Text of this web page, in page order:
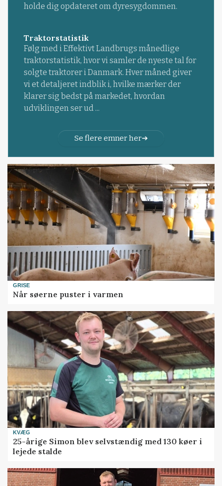
holde dig opdateret om dyresygdommen.
Traktorstatistik
Følg med i Effektivt Landbrugs månedlige
traktorstatistik, hvor vi samler de nyeste tal for
solgte traktorer i Danmark. Hver måned giver
vi et detaljeret indblik i, hvilke mærker der
klarer sig bedst på markedet, hvordan
udviklingen ser ud ...
Se flere emner her
GRISE
Når søerne puster i varmen
KVÆG
25-årige Simon blev selvstændig med 130 køer i
lejede stalde